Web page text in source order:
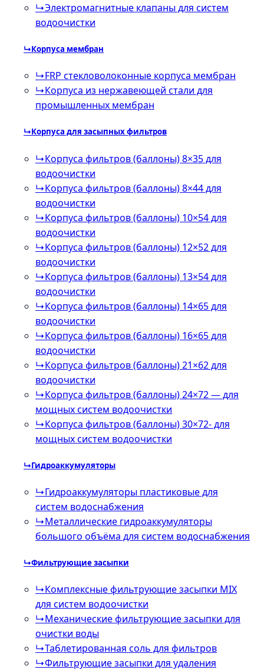
↳Электромагнитные клапаны для систем
водоочистки
↳Корпуса мембран
↳FRP стекловолоконные корпуса мембран
↳Корпуса из нержавеющей стали для
промышленных мембран
↳Корпуса для засыпных фильтров
↳Корпуса фильтров (баллоны) 8×35 для
водоочистки
↳Корпуса фильтров (баллоны) 8×44 для
водоочистки
↳Корпуса фильтров (баллоны) 10×54 для
водоочистки
↳Корпуса фильтров (баллоны) 12×52 для
водоочистки
↳Корпуса фильтров (баллоны) 13×54 для
водоочистки
↳Корпуса фильтров (баллоны) 14×65 для
водоочистки
↳Корпуса фильтров (баллоны) 16×65 для
водоочистки
↳Корпуса фильтров (баллоны) 21×62 для
водоочистки
↳Корпуса фильтров (баллоны) 24×72 — для
мощных систем водоочистки
↳Корпуса фильтров (баллоны) 30×72- для
мощных систем водоочистки
↳Гидроаккумуляторы
↳Гидроаккумуляторы пластиковые для
систем водоснабжения
↳Металлические гидроаккумуляторы
большого объёма для систем водоснабжения
↳Фильтрующие засыпки
↳Комплексные фильтрующие засыпки MIX
для систем водоочистки
↳Механические фильтрующие засыпки для
очистки воды
↳Таблетированная соль для фильтров
↳Фильтрующие засыпки для удаления